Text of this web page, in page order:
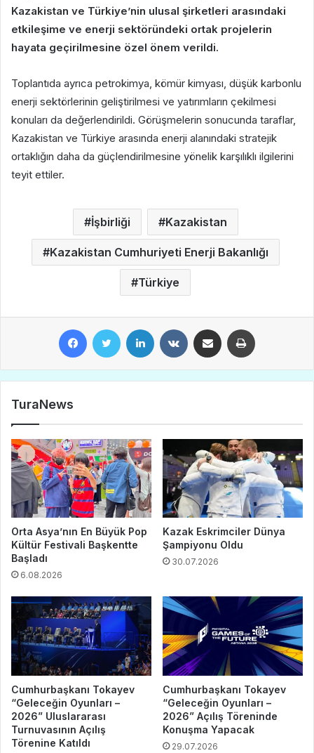
Kazakistan ve Türkiye’nin ulusal şirketleri arasındaki
etkileşime ve enerji sektöründeki ortak projelerin
hayata geçirilmesine özel önem verildi.
Toplantıda ayrıca petrokimya, kömür kimyası, düşük karbonlu
enerji sektörlerinin geliştirilmesi ve yatırımların çekilmesi
konuları da değerlendirildi. Görüşmelerin sonucunda taraflar,
Kazakistan ve Türkiye arasında enerji alanındaki stratejik
ortaklığın daha da güçlendirilmesine yönelik karşılıklı ilgilerini
teyit ettiler.
İşbirliği Kazakistan
Kazakistan Cumhuriyeti Enerji Bakanlığı
Türkiye
TuraNews
Orta Asya’nın En Büyük Pop
Kültür Festivali Başkentte
Başladı
6.08.2026
Kazak Eskrimciler Dünya
Şampiyonu Oldu
30.07.2026
Cumhurbaşkanı Tokayev
“Geleceğin Oyunları –
2026” Uluslararası
Turnuvasının Açılış
Törenine Katıldı
Cumhurbaşkanı Tokayev
“Geleceğin Oyunları –
2026” Açılış Töreninde
Konuşma Yapacak
29.07.2026